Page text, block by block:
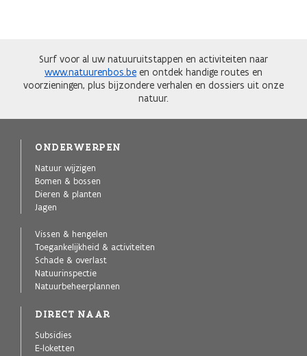
Surf voor al uw natuuruitstappen en activiteiten naar
www.natuurenbos.be en ontdek handige routes en
voorzieningen, plus bijzondere verhalen en dossiers uit onze
natuur.
ONDERWERPEN
Natuur wijzigen
Bomen & bossen
Dieren & planten
Jagen
Vissen & hengelen
Toegankelijkheid & activiteiten
Schade & overlast
Natuurinspectie
Natuurbeheerplannen
DIRECT NAAR
Subsidies
E-loketten